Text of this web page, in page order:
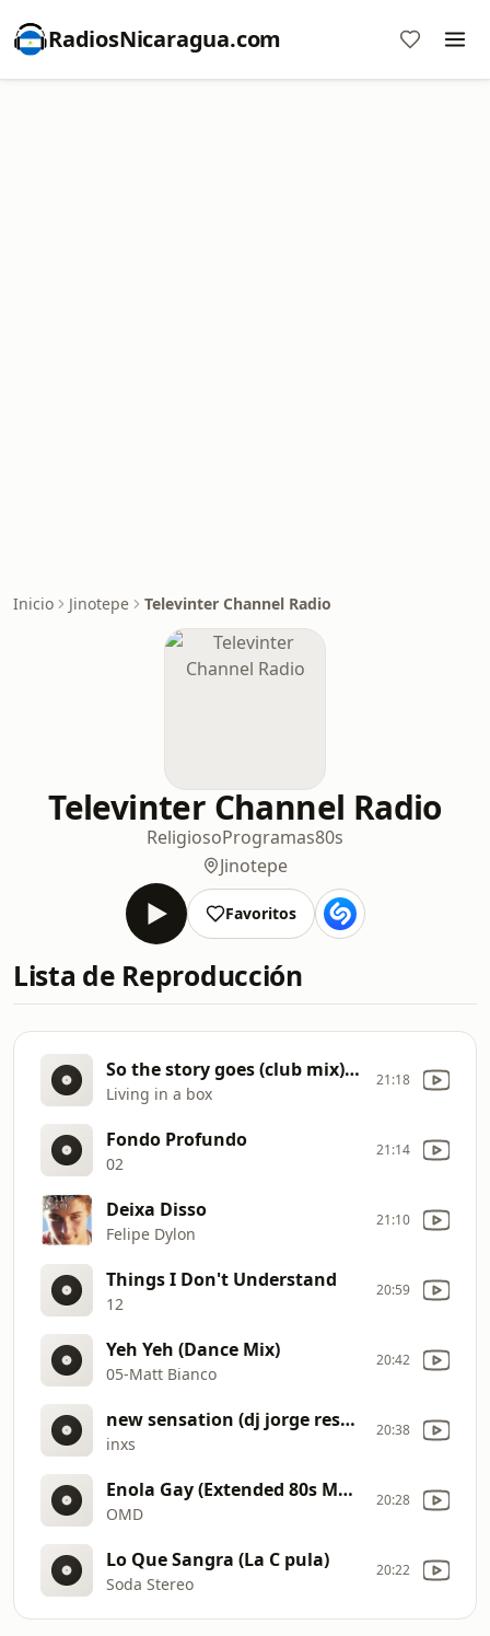
RadiosNicaragua.com
Inicio Jinotepe Televinter Channel Radio
Televinter Channel Radio
ReligiosoProgramas80s
Jinotepe
Favoritos
Lista de Reproducción
So the story goes (club mix) (Dj Jorge Resendiz video edit)
Living in a box
21:18
Fondo Profundo
02
21:14
Deixa Disso
Felipe Dylon
21:10
Things I Don't Understand
12
20:59
Yeh Yeh (Dance Mix)
05-Matt Bianco
20:42
new sensation (dj jorge resendiz video edit)
inxs
20:38
Enola Gay (Extended 80s Multitrack Version) (BodyAlive Remix)
OMD
20:28
Lo Que Sangra (La C pula)
Soda Stereo
20:22